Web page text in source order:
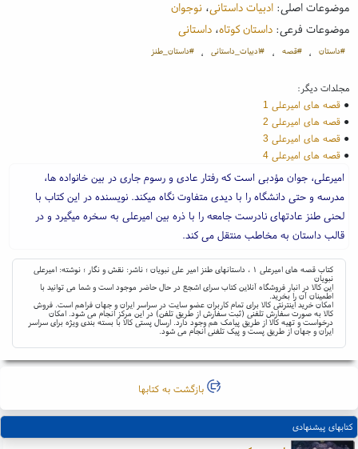
موضوعات اصلی:ادبیات داستانی،نوجوان
موضوعات فرعی:داستان کوتاه،داستانی
#داستان ، #قصه ، #ادبیات_داستانی ، #داستان_طنز
مجلدات دیگر:
●قصه های امیرعلی 1
●قصه های امیرعلی 2
●قصه های امیرعلی 3
●قصه های امیرعلی 4
امیرعلی، جوان مؤدبی است که رفتار عادی و رسوم جاری در بین خانواده ها،
مدرسه و حتی دانشگاه را با دیدی متفاوت نگاه میکند. نویسنده در این کتاب با
لحنی طنز عادتهای نادرست جامعه را با ذره بین امیرعلی به سخره میگیرد و در
قالب داستان به مخاطب منتقل می کند.
کتاب قصه های امیرعلی ۱ ، داستانهای طنز امیر علی نبویان ؛ ناشر: نقش و نگار ؛ نوشته: امیرعلی
نبویان
این کالا در انبار فروشگاه آنلاین کتاب سرای اشجع در حال حاضر موجود است و شما می توانید با
اطمینان آن را بخرید.
امکان خرید اینترنتی کالا برای تمام کاربران عضو سایت در سراسر ایران و جهان فراهم است. فروش
کالا به صورت سفارش تلفنی (ثبت سفارش از طریق تلفن) در این مرکز انجام می شود. امکان
درخواست و تهیه کالا از طریق پیامک هم وجود دارد. ارسال پستی کالا با بسته بندی ویژه برای سراسر
ایران و جهان از طریق پست و پیک تلفنی انجام می شود.
بازگشت به کتابها
کتابهای پیشنهادی